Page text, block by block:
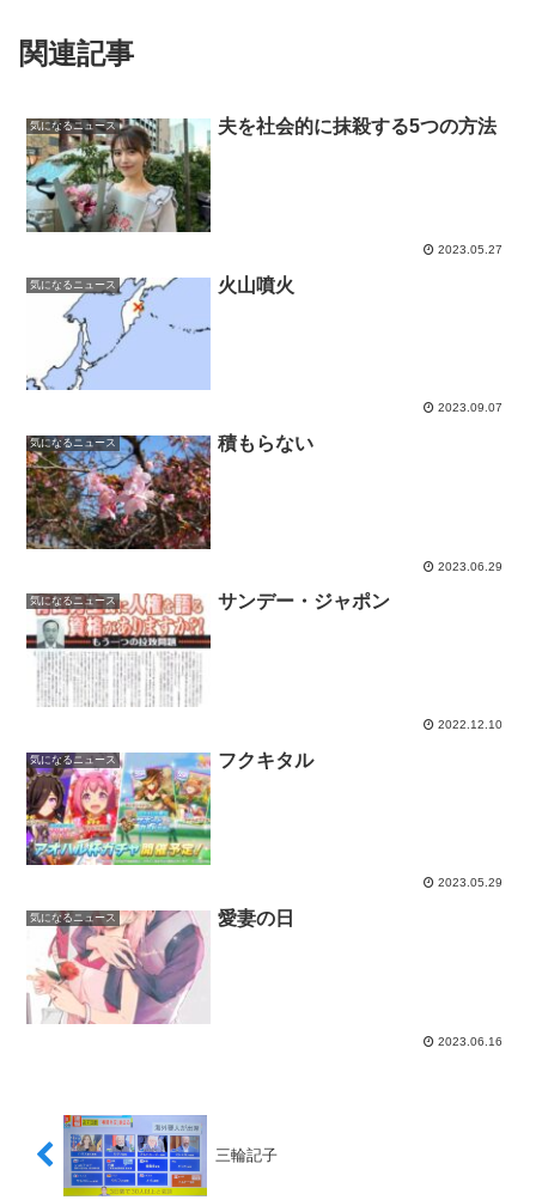
関連記事
気になるニュース 夫を社会的に抹殺する5つの方法
2023.05.27
気になるニュース 火山噴火
2023.09.07
気になるニュース 積もらない
2023.06.29
気になるニュース サンデー・ジャポン
2022.12.10
気になるニュース フクキタル
2023.05.29
気になるニュース 愛妻の日
2023.06.16
三輪記子